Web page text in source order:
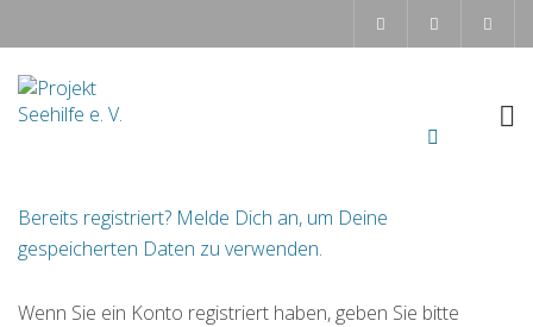
Bereits registriert? Melde Dich an, um Deine
gespeicherten Daten zu verwenden.
Wenn Sie ein Konto registriert haben, geben Sie bitte